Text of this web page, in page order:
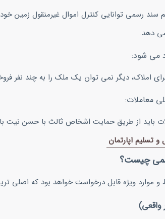
سند رسمی توانایی کنترل اموال غیرمنقول
دهد.
می شود:
املاک، دیگر نمی توان یک ملک را به چند نفر
معاملات:
باید از طریق حمایت اشخاص ثالث با حسن نیت
تسلیم اپارتمان
چیست؟
موارد ویژه قابل درخواست خواهد بود که اصلی
واقعی)